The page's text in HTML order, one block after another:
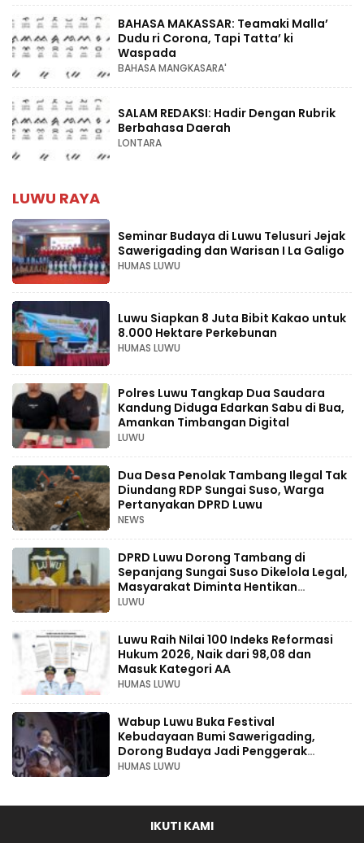
BAHASA MAKASSAR: Teamaki Malla’
Dudu ri Corona, Tapi Tatta’ ki
Waspada
BAHASA MANGKASARA'
SALAM REDAKSI: Hadir Dengan Rubrik
Berbahasa Daerah
LONTARA
LUWU RAYA
Seminar Budaya di Luwu Telusuri Jejak
Sawerigading dan Warisan I La Galigo
HUMAS LUWU
Luwu Siapkan 8 Juta Bibit Kakao untuk
8.000 Hektare Perkebunan
HUMAS LUWU
Polres Luwu Tangkap Dua Saudara
Kandung Diduga Edarkan Sabu di Bua,
Amankan Timbangan Digital
LUWU
Dua Desa Penolak Tambang Ilegal Tak
Diundang RDP Sungai Suso, Warga
Pertanyakan DPRD Luwu
NEWS
DPRD Luwu Dorong Tambang di
Sepanjang Sungai Suso Dikelola Legal,
Masyarakat Diminta Hentikan
Aktivitas Ilegal
LUWU
Luwu Raih Nilai 100 Indeks Reformasi
Hukum 2026, Naik dari 98,08 dan
Masuk Kategori AA
HUMAS LUWU
Wabup Luwu Buka Festival
Kebudayaan Bumi Sawerigading,
Dorong Budaya Jadi Penggerak
Ekonomi Kreatif
HUMAS LUWU
IKUTI KAMI